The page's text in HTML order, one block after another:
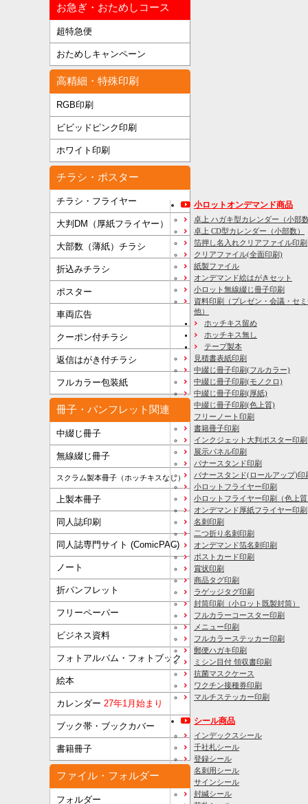
お急ぎ・おためしコース
超特急便
おためしキャンペーン
高精細・特殊印刷
RGB印刷
ビビッドピンク印刷
ホワイト印刷
チラシ・ポスター
チラシ・フライヤー
大判DM（厚紙フライヤー）
大部数（薄紙）チラシ
折込みチラシ
ポスター
車両広告
クーポン付チラシ
返信はがき付チラシ
フルカラー包装紙
冊子・パンフレット関連
中綴じ冊子
無線綴じ冊子
スクラム製本冊子（ホッチキスなし）
上製本冊子
同人誌印刷
同人誌専門サイト (ComicPAC)
ノート
折パンフレット
フリーペーパー
ビジネス資料
フォトアルバム・フォトブック
絵本
カレンダー 27年1月始まり
ブック帯・ブックカバー
書籍冊子
ファイル・フォルダー
フォルダー
小ロットオンデマンド商品
卓上 ハガキ型カレンダー（小部
卓上 CD型カレンダー（小部数）
箔押し名入れクリアファイル印刷
クリアファイル(全面印刷)
紙製ファイル
オンデマンド絵はがきセット
小ロット無線綴じ冊子印刷
資料印刷
（プレゼン・会議・セ
他）
ホッチキス留め
ホッチキス無し
テープ製本
見積書表紙印刷
中綴じ冊子印刷(フルカラー)
中綴じ冊子印刷(モノクロ)
中綴じ冊子印刷(厚紙)
中綴じ冊子印刷(色上質)
フリーノート印刷
書籍冊子印刷
インクジェット大判ポスター印刷
展示パネル印刷
バナースタンド印刷
バナースタンド(ロールアップ)印
小ロットフライヤー印刷
小ロットフライヤー印刷（色上
オンデマンド厚紙フライヤー印刷
名刺印刷
二つ折り名刺印刷
オンデマンド箔名刺印刷
ポストカード印刷
賞状印刷
商品タグ印刷
ラゲッジタグ印刷
封筒印刷
（小ロット既製封筒）
フルカラーコースター印刷
メニュー印刷
フルカラーステッカー印刷
郵便ハガキ印刷
ミシン目付 領収書印刷
抗菌マスクケース
ワクチン接種券印刷
マルチステッカー印刷
シール商品
インデックスシール
千社札シール
登録シール
名刺用シール
サインシール
封緘シール